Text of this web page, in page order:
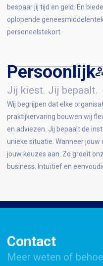
bespaar jij tijd en geld. Én
oplopende
personeelstekort.
Persoonlijk
Jij kiest. Jij bepaalt.
Wij begrijpen dat elke
praktijkervaring bouwen wij
en adviezen. Jij bepaalt de
unieke situatie. Wanneer
jouw keuzes aan. Zo groeit
business. Intuïtief en
Contact
Meer weten of